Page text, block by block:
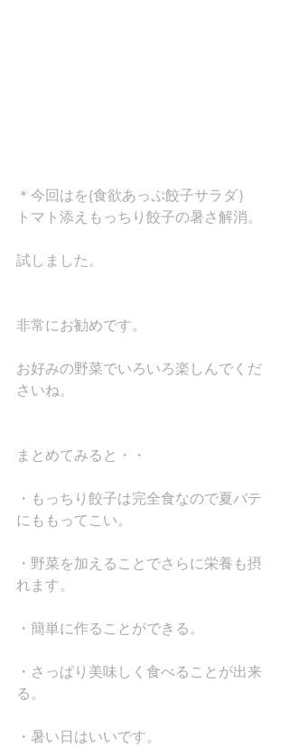
＊今回はを{食欲あっぷ餃子サラダ｝
トマト添えもっちり餃子の暑さ解消。
試しました。
非常にお勧めです。
お好みの野菜でいろいろ楽しんでくだ
さいね。
まとめてみると・・
・もっちり餃子は完全食なので夏バテ
にももってこい。
・野菜を加えることでさらに栄養も摂
れます。
・簡単に作ることができる。
・さっぱり美味しく食べることが出来
る。
・暑い日はいいです。